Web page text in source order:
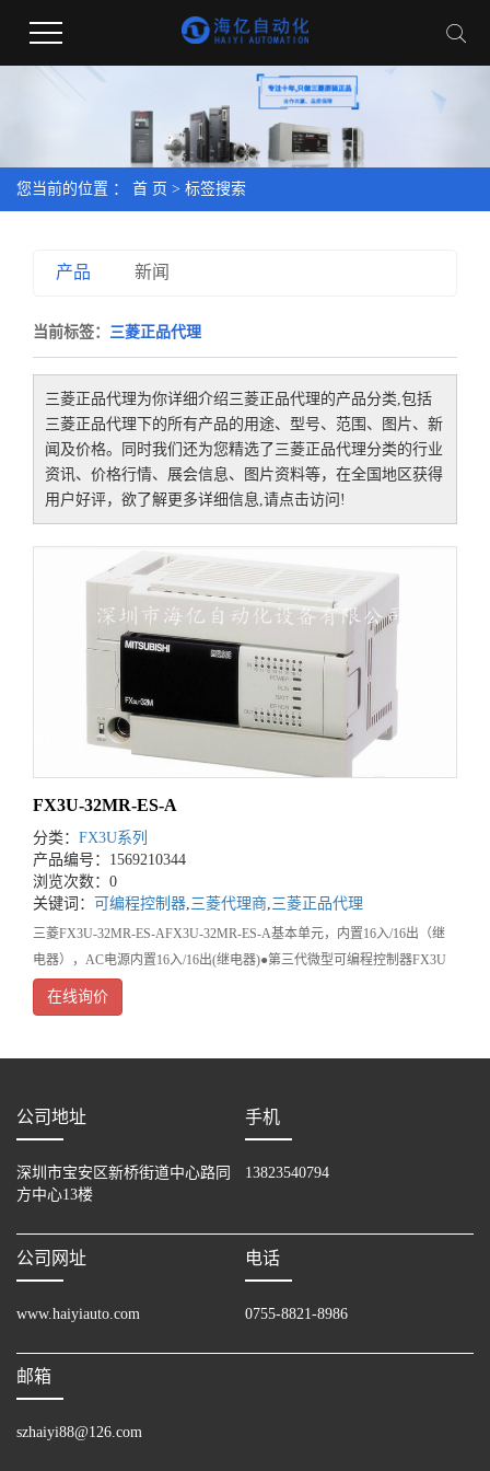
您当前的位置 ： 首 页 > 标签搜索
产品 新闻
当前标签： 三菱正品代理
三菱正品代理为你详细介绍三菱正品代理的产品分类,包括
三菱正品代理 下的所有产品的用途、型号、范围、图片、新
闻及价格。同时我们还为您精选了 三菱正品代理分类的行业
资讯、价格行情、展会信息、图片资料等，在全国地区获得
用户好评，欲了解更多详细信息,请点击访问!
FX3U-32MR-ES-A
分类： FX3U系列
产品编号：1569210344
浏览次数：0
关键词：
可编程控制器,三菱代理商,三菱正品代理
三菱FX3U-32MR-ES-AFX3U-32MR-ES-A基本单元，内置16入/16出（继
电器），AC电源内置16入/16出(继电器)●第三代微型可编程控制器FX3U
三菱PL
在线询价
公司地址
深圳市宝安区新桥街道中心路同
方中心13楼
手机
13823540794
公司网址
www.haiyiauto.com
电话
0755-8821-8986
邮箱
szhaiyi88@126.com